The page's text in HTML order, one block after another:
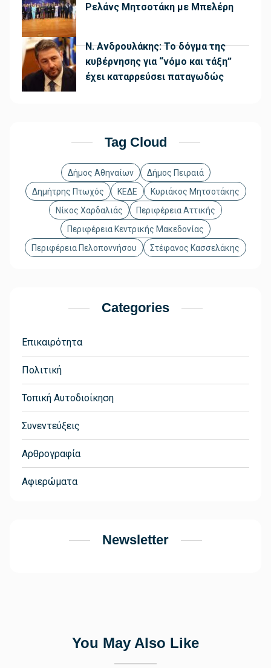
Ρελάνς Μητσοτάκη με Μπελέρη
Ν. Ανδρουλάκης: Το δόγμα της
κυβέρνησης για “νόμο και τάξη”
έχει καταρρεύσει παταγωδώς
Tag Cloud
Δήμος Αθηναίων
Δήμος Πειραιά
Δημήτρης Πτωχός
ΚΕΔΕ
Κυριάκος Μητσοτάκης
Νίκος Χαρδαλιάς
Περιφέρεια Αττικής
Περιφέρεια Κεντρικής Μακεδονίας
Περιφέρεια Πελοποννήσου
Στέφανος Κασσελάκης
Categories
Επικαιρότητα
Πολιτική
Τοπική Αυτοδιοίκηση
Συνεντεύξεις
Αρθρογραφία
Αφιερώματα
Newsletter
You May Also Like